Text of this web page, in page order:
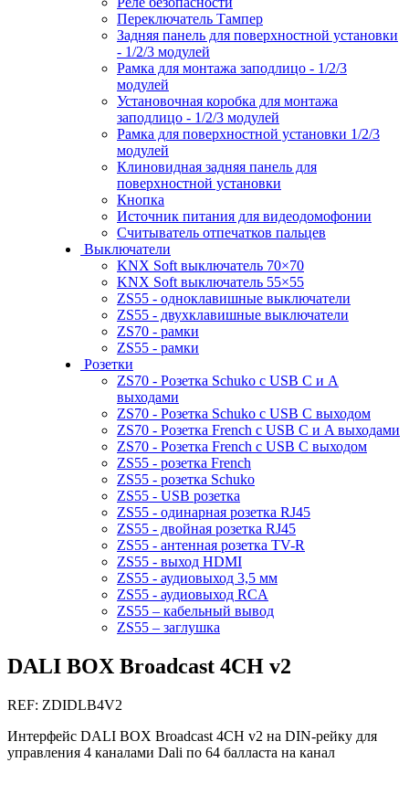
Переключатель Тампер
Задняя панель для поверхностной установки
- 1/2/3 модулей
Рамка для монтажа заподлицо - 1/2/3
модулей
Установочная коробка для монтажа
заподлицо - 1/2/3 модулей
Рамка для поверхностной установки 1/2/3
модулей
Клиновидная задняя панель для
поверхностной установки
Кнопка
Источник питания для видеодомофонии
Считыватель отпечатков пальцев
Выключатели
KNX Soft выключатель 70×70
KNX Soft выключатель 55×55
ZS55 - одноклавишные выключатели
ZS55 - двухклавишные выключатели
ZS70 - рамки
ZS55 - рамки
Розетки
ZS70 - Розетка Schuko с USB C и A
выходами
ZS70 - Розетка Schuko с USB C выходом
ZS70 - Розетка French с USB C и A выходами
ZS70 - Розетка French с USB C выходом
ZS55 - розетка French
ZS55 - розетка Schuko
ZS55 - USB розетка
ZS55 - одинарная розетка RJ45
ZS55 - двойная розетка RJ45
ZS55 - антенная розетка TV-R
ZS55 - выход HDMI
ZS55 - аудиовыход 3,5 мм
ZS55 - аудиовыход RCA
ZS55 – кабельный вывод
ZS55 – заглушка
DALI BOX Broadcast 4CH v2
REF: ZDIDLB4V2
Интерфейс DALI BOX Broadcast 4CH v2 на DIN-рейку для
управления 4 каналами Dali по 64 балласта на канал